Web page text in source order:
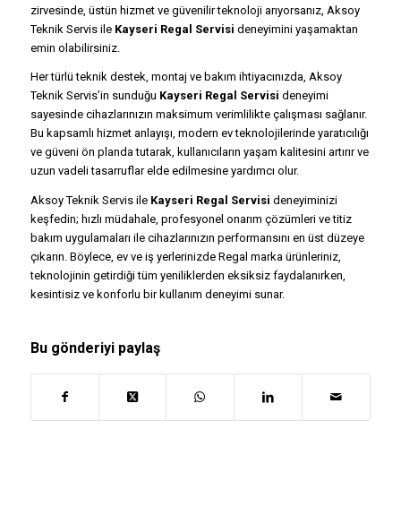
zirvesinde, üstün hizmet ve güvenilir teknoloji arıyorsanız, Aksoy
Teknik Servis ile Kayseri Regal Servisi deneyimini yaşamaktan
emin olabilirsiniz.
Her türlü teknik destek, montaj ve bakım ihtiyacınızda, Aksoy
Teknik Servis’in sunduğu Kayseri Regal Servisi deneyimi
sayesinde cihazlarınızın maksimum verimlilikte çalışması sağlanır.
Bu kapsamlı hizmet anlayışı, modern ev teknolojilerinde yaratıcılığı
ve güveni ön planda tutarak, kullanıcıların yaşam kalitesini artırır ve
uzun vadeli tasarruflar elde edilmesine yardımcı olur.
Aksoy Teknik Servis ile Kayseri Regal Servisi deneyiminizi
keşfedin; hızlı müdahale, profesyonel onarım çözümleri ve titiz
bakım uygulamaları ile cihazlarınızın performansını en üst düzeye
çıkarın. Böylece, ev ve iş yerlerinizde Regal marka ürünleriniz,
teknolojinin getirdiği tüm yeniliklerden eksiksiz faydalanırken,
kesintisiz ve konforlu bir kullanım deneyimi sunar.
Bu gönderiyi paylaş